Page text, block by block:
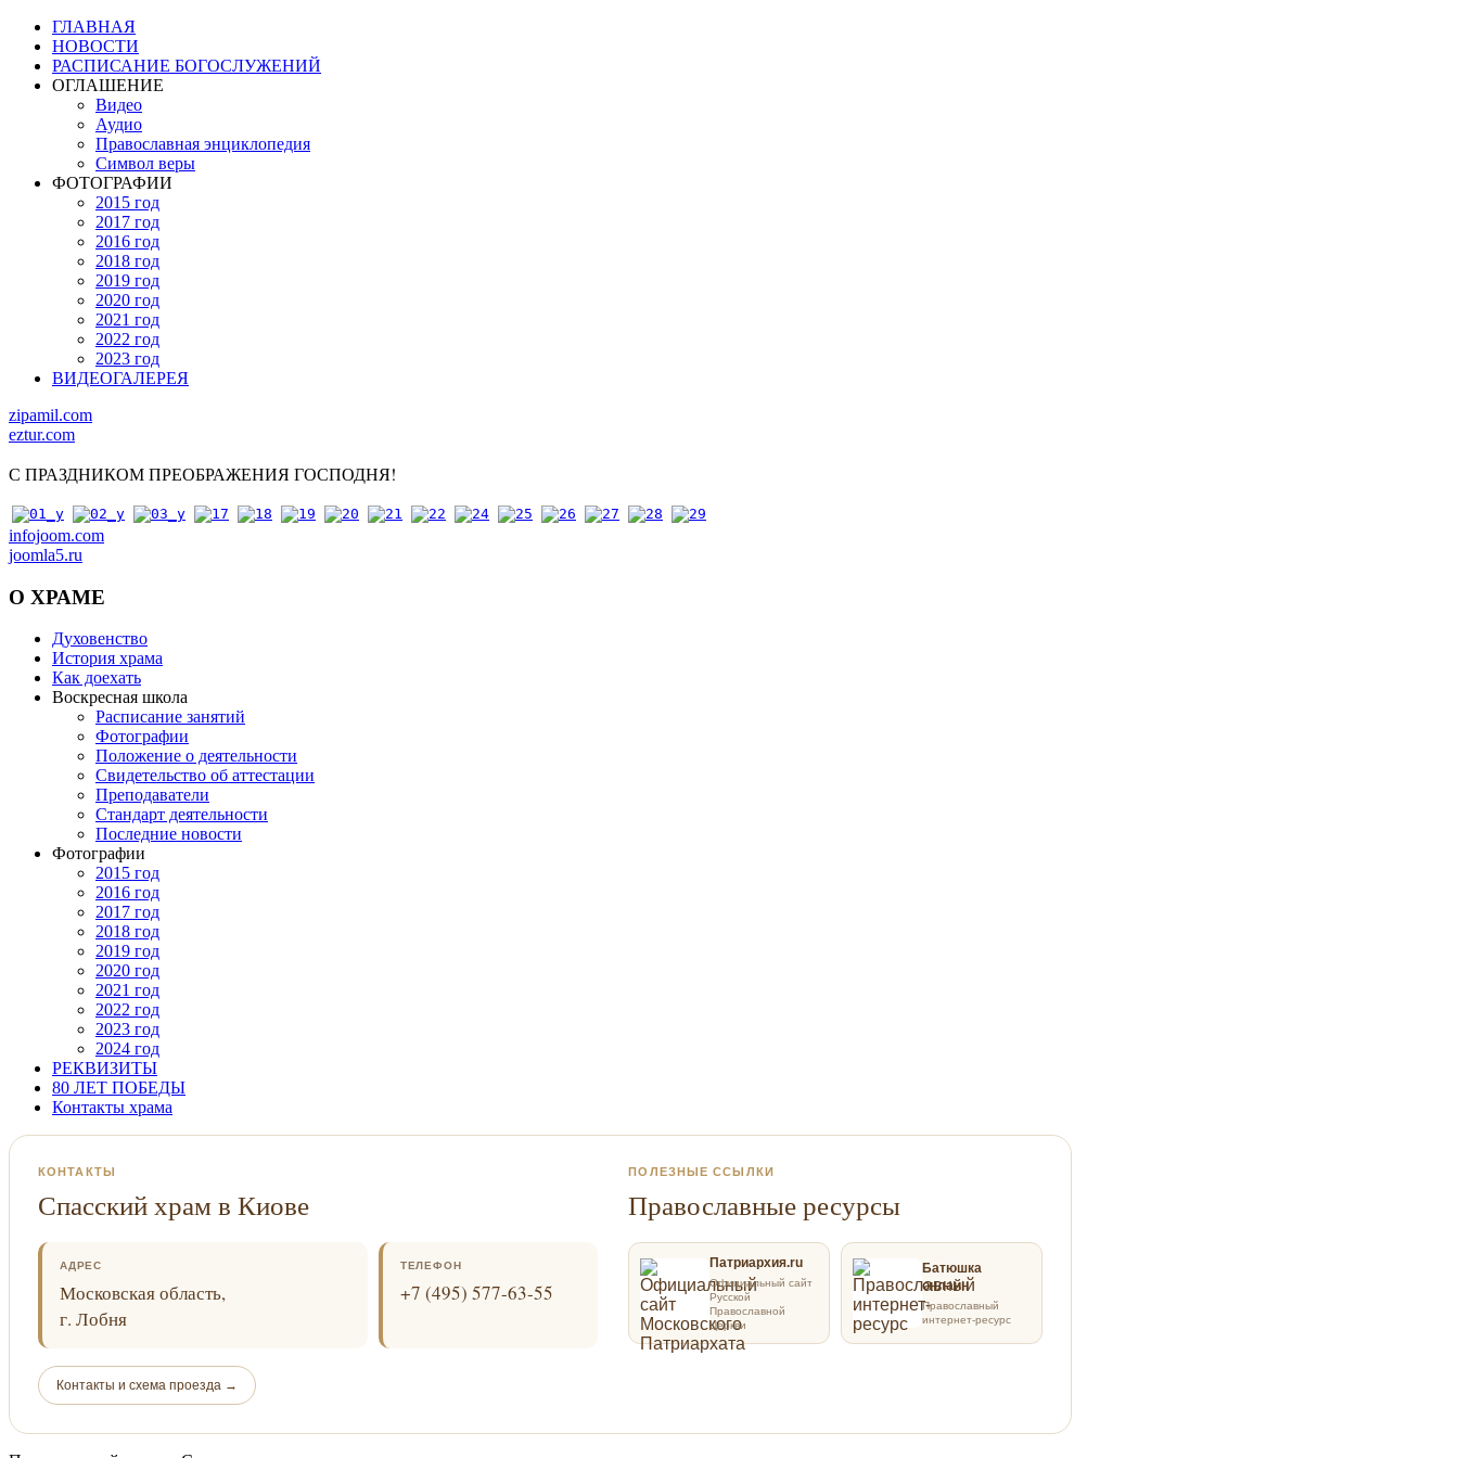
ГЛАВНАЯ
НОВОСТИ
РАСПИСАНИЕ БОГОСЛУЖЕНИЙ
ОГЛАШЕНИЕ
Видео
Аудио
Православная энциклопедия
Символ веры
ФОТОГРАФИИ
2015 год
2017 год
2016 год
2018 год
2019 год
2020 год
2021 год
2022 год
2023 год
ВИДЕОГАЛЕРЕЯ
zipamil.com
eztur.com
С ПРАЗДНИКОМ ПРЕОБРАЖЕНИЯ ГОСПОДНЯ!
infojoom.com
joomla5.ru
О ХРАМЕ
Духовенство
История храма
Как доехать
Воскресная школа
Расписание занятий
Фотографии
Положение о деятельности
Свидетельство об аттестации
Преподаватели
Стандарт деятельности
Последние новости
Фотографии
2015 год
2016 год
2017 год
2018 год
2019 год
2020 год
2021 год
2022 год
2023 год
2024 год
РЕКВИЗИТЫ
80 ЛЕТ ПОБЕДЫ
Контакты храма
КОНТАКТЫ
Спасский храм в Киове
АДРЕС
Московская область,
г. Лобня
ТЕЛЕФОН
+7 (495) 577-63-55
Контакты и схема проезда →
ПОЛЕЗНЫЕ ССЫЛКИ
Православные ресурсы
Патриархия.ru
Официальный сайт
Русской
Православной
Церкви
Батюшка
онлайн
Православный
интернет-ресурс